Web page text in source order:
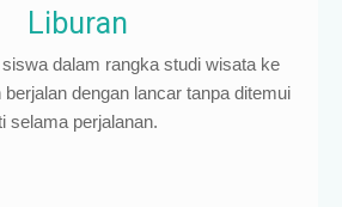
Liburan
dalam rangka studi wisata ke
berjalan dengan lancar tanpa ditemui
selama perjalanan.